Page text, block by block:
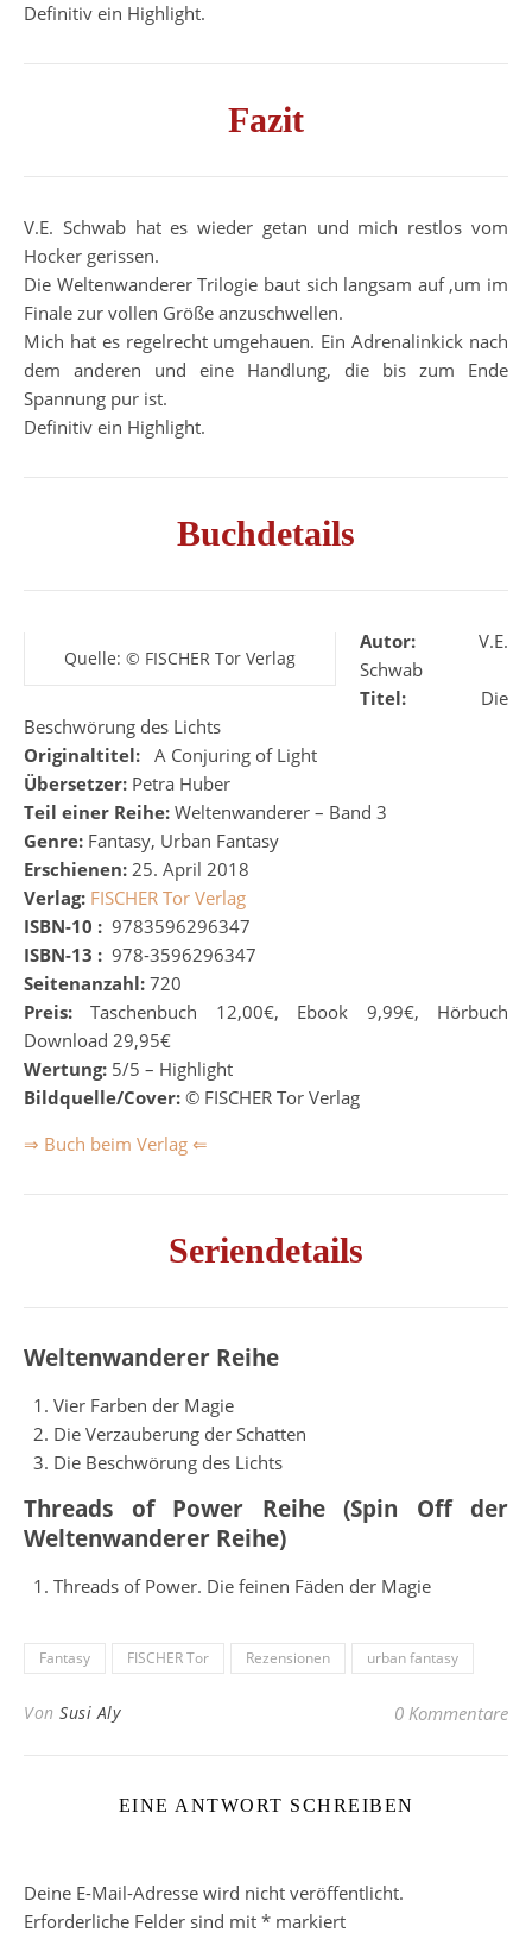
Definitiv ein Highlight.
Fazit
V.E. Schwab hat es wieder getan und mich restlos vom
Hocker gerissen.
Die Weltenwanderer Trilogie baut sich langsam auf ,um im
Finale zur vollen Größe anzuschwellen.
Mich hat es regelrecht umgehauen. Ein Adrenalinkick nach
dem anderen und eine Handlung, die bis zum Ende
Spannung pur ist.
Definitiv ein Highlight.
Buchdetails
Quelle: © FISCHER Tor Verlag
Autor: V.E.
Schwab
Titel: Die
Beschwörung des Lichts
Originaltitel: A Conjuring of Light
Übersetzer: Petra Huber
Teil einer Reihe: Weltenwanderer – Band 3
Genre: Fantasy, Urban Fantasy
Erschienen: 25. April 2018
Verlag: FISCHER Tor Verlag
ISBN-10 : 9783596296347
ISBN-13 : 978-3596296347
Seitenanzahl: 720
Preis: Taschenbuch 12,00€, Ebook 9,99€, Hörbuch
Download 29,95€
Wertung: 5/5 – Highlight
Bildquelle/Cover: © FISCHER Tor Verlag
⇒ Buch beim Verlag ⇐
Seriendetails
Weltenwanderer Reihe
Vier Farben der Magie
Die Verzauberung der Schatten
Die Beschwörung des Lichts
Threads of Power Reihe (Spin Off der
Weltenwanderer Reihe)
Threads of Power. Die feinen Fäden der Magie
Fantasy FISCHER Tor Rezensionen urban fantasy
Von Susi Aly 0 Kommentare
EINE ANTWORT SCHREIBEN
Deine E-Mail-Adresse wird nicht veröffentlicht.
Erforderliche Felder sind mit * markiert